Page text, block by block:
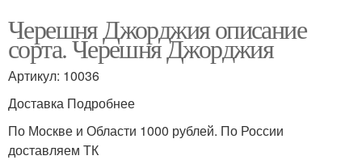
Черешня Джорджия описание
сорта. Черешня Джорджия
Артикул: 10036
Доставка Подробнее
По Москве и Области 1000 рублей. По России
доставляем ТК